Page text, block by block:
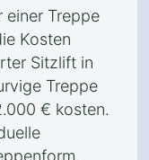
einer Treppe
Kosten
Sitzlift in
Treppe
€ kosten.